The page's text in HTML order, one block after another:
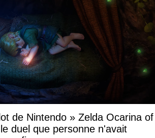
de Nintendo » Zelda Ocarina of
duel que personne n'avait